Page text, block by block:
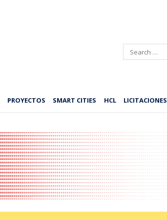
Search
PROYECTOS SMART CITIES HCL LICITACIONES